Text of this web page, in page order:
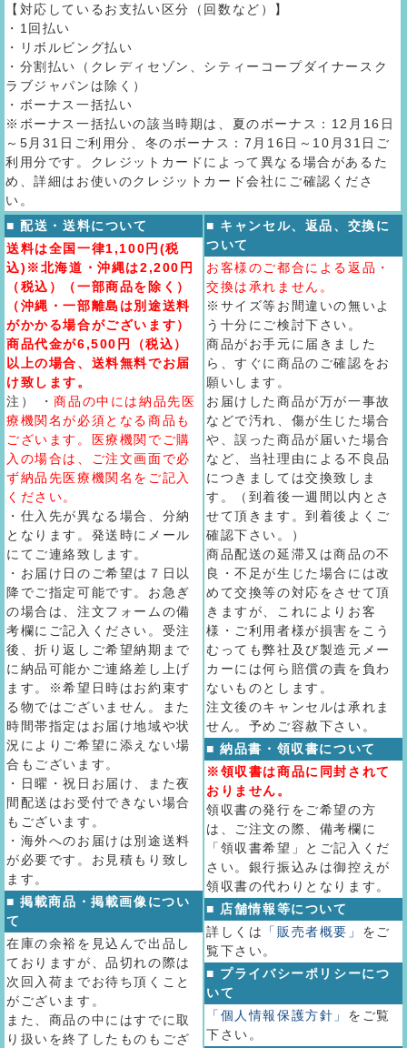
【対応しているお支払い区分（回数など）】
・1回払い
・リボルビング払い
・分割払い（クレディセゾン、シティーコープダイナースク
ラブジャパンは除く）
・ボーナス一括払い
※ボーナス一括払いの該当時期は、夏のボーナス：12月16日
～5月31日ご利用分、冬のボーナス：7月16日～10月31日ご
利用分です。クレジットカードによって異なる場合があるた
め、詳細はお使いのクレジットカード会社にご確認くださ
い。
■ 配送・送料について
送料は全国一律1,100円(税
込)※北海道・沖縄は2,200円
（税込）（一部商品を除く）
（沖縄・一部離島は別途送料
がかかる場合がございます）
商品代金が6,500円（税込）
以上の場合、送料無料でお届
け致します。
注） ・商品の中には納品先医
療機関名が必須となる商品も
ございます。医療機関でご購
入の場合は、ご注文画面で必
ず納品先医療機関名をご記入
ください。
・仕入先が異なる場合、分納
となります。発送時にメール
にてご連絡致します。
・お届け日のご希望は７日以
降でご指定可能です。お急ぎ
の場合は、注文フォームの備
考欄にご記入ください。受注
後、折り返しご希望納期まで
に納品可能かご連絡差し上げ
ます。※希望日時はお約束す
る物ではございません。また
時間帯指定はお届け地域や状
況によりご希望に添えない場
合もございます。
・日曜・祝日お届け、また夜
間配送はお受付できない場合
もございます。
・海外へのお届けは別途送料
が必要です。お見積もり致し
ます。
■ 掲載商品・掲載画像につい
て
在庫の余裕を見込んで出品し
ておりますが、品切れの際は
次回入荷までお待ち頂くこと
がございます。
また、商品の中にはすでに取
り扱いを終了したものもござ
■ キャンセル、返品、交換に
ついて
お客様のご都合による返品・
交換は承れません。
※サイズ等お間違いの無いよ
う十分にご検討下さい。
商品がお手元に届きました
ら、すぐに商品のご確認をお
願いします。
お届けした商品が万が一事故
などで汚れ、傷が生じた場合
や、誤った商品が届いた場合
など、当社理由による不良品
につきましては交換致しま
す。（到着後一週間以内とさ
せて頂きます。到着後よくご
確認下さい。）
商品配送の延滞又は商品の不
良・不足が生じた場合には改
めて交換等の対応をさせて頂
きますが、これによりお客
様・ご利用者様が損害をこう
むっても弊社及び製造元メー
カーには何ら賠償の責を負わ
ないものとします。
注文後のキャンセルは承れま
せん。予めご容赦下さい。
■ 納品書・領収書について
※領収書は商品に同封されて
おりません。
領収書の発行をご希望の方
は、ご注文の際、備考欄に
「領収書希望」とご記入くだ
さい。銀行振込みは御控えが
領収書の代わりとなります。
■ 店舗情報等について
詳しくは
「販売者概要」 をご
覧下さい。
■ プライバシーポリシーにつ
いて
「個人情報保護方針」 をご覧
下さい。